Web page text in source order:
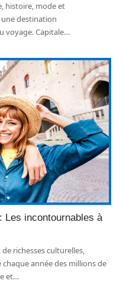
histoire, mode et
destination
voyage. Capitale…
Les incontournables à
richesses culturelles,
année des millions de
et…